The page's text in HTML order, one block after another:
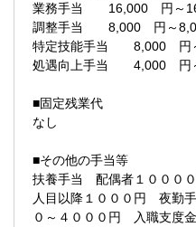
業務手当 16,000 円～
調整手当 8,000 円～
特定技能手当 8,000 円
処遇向上手当 4,000 円
■固定残業代
なし
■その他の手当等
扶養手当 配偶者１０００
人目以降１０００円 夜勤
０～４０００円 入職支度